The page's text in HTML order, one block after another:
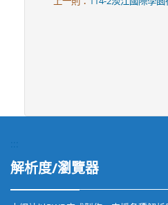
解析度/瀏覽器